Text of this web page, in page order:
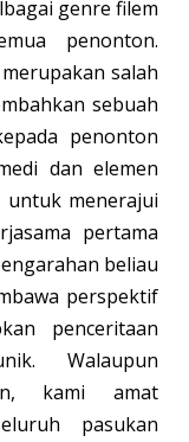
genre filem
penonton.
salah
sebuah
penonton
dan elemen
untuk menerajui
pertama
beliau
perspektif
penceritaan
Walaupun
kami amat
pasukan